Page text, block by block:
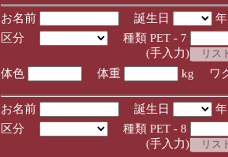
お名前 誕生日
区分
種類 PET - 7
(手入力)
体色
体重 kg ワ
お名前 誕生日
区分
種類 PET - 8
(手入力)